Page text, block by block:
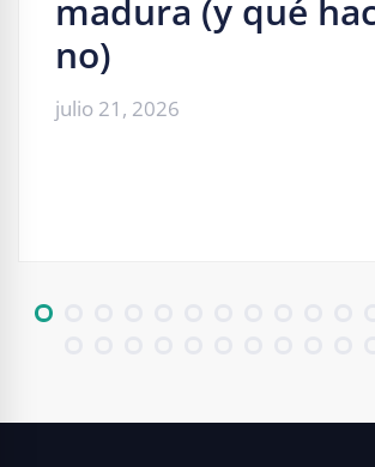
madura (y qué
no)
julio 21, 2026